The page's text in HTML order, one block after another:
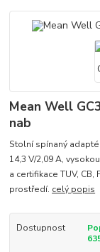
Mean Well
nab
Stolní spínaný
14,3 V/2,09 A,
a certifikace TUV,
prostředí. celý popis
Dostupnost